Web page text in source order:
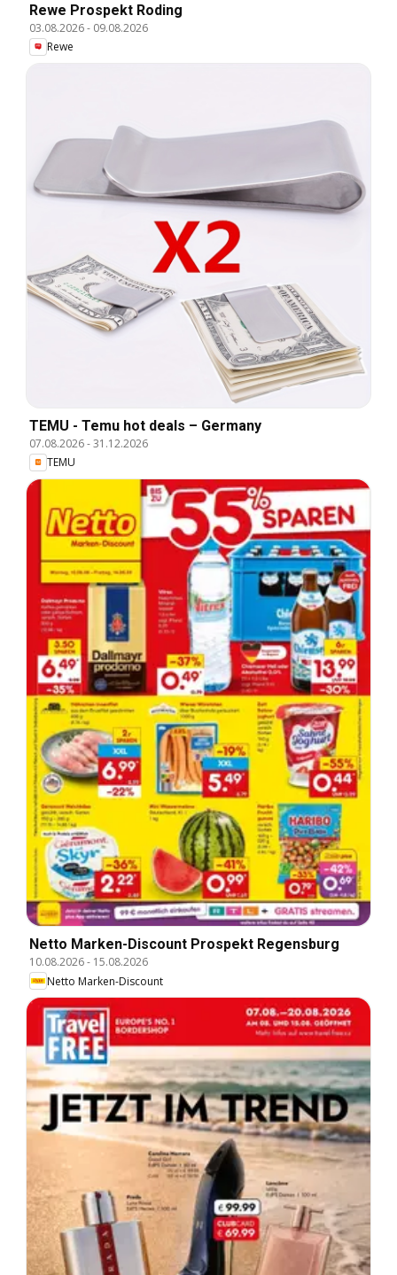
Rewe Prospekt Roding
03.08.2026- 09.08.2026
Rewe
TEMU - Temu hot deals – Germany
07.08.2026-31.12.2026
TEMU
Netto Marken-Discount Prospekt Regensburg
10.08.2026- 15.08.2026
Netto Marken-Discount